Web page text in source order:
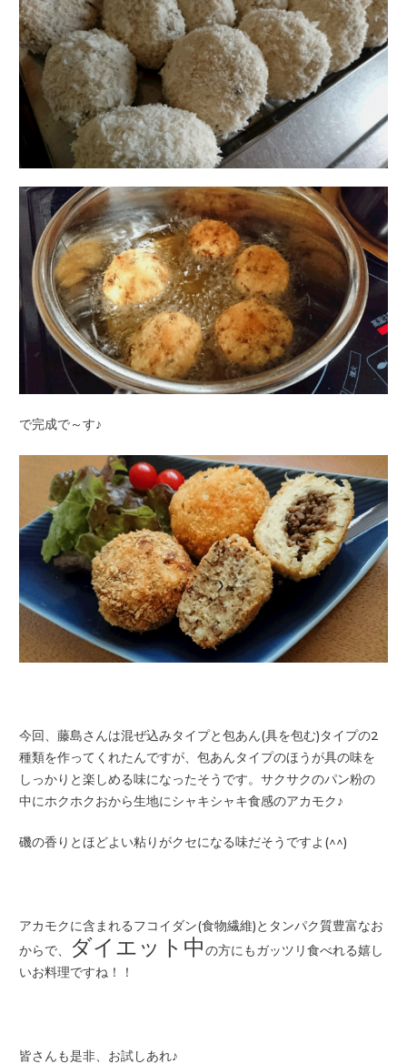
で完成で～す♪
今回、藤島さんは混ぜ込みタイプと包あん(具を包む)タイプの2
種類を作ってくれたんですが、包あんタイプのほうが具の味を
しっかりと楽しめる味になったそうです。サクサクのパン粉の
中にホクホクおから生地にシャキシャキ食感のアカモク♪
磯の香りとほどよい粘りがクセになる味だそうですよ(^^)
アカモクに含まれるフコイダン(食物繊維)とタンパク質豊富なお
からで、
ダイエット中の方にもガッツリ食べれる嬉し
いお料理ですね！！
皆さんも是非、お試しあれ♪